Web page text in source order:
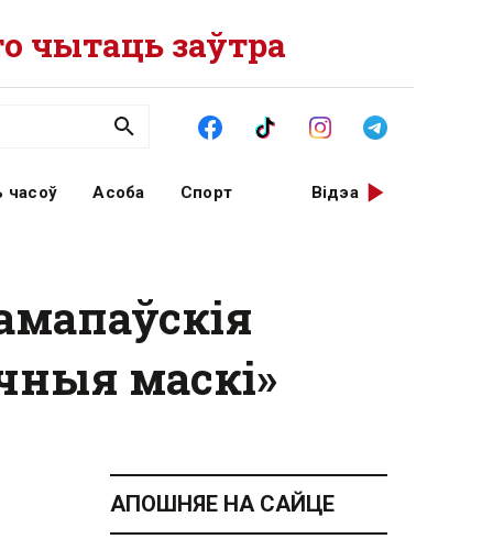
чытаць заўтра
часоў Асоба Спорт Відэа
маскі»
АПОШНЯЕ НА САЙЦЕ